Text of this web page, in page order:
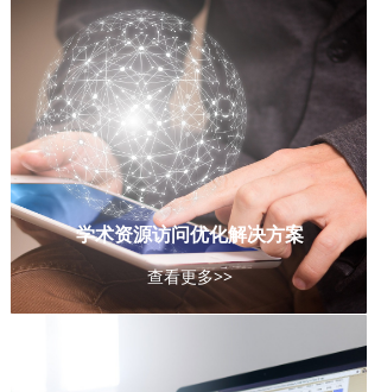
学术资源访问优化解决方案
查看更多>>